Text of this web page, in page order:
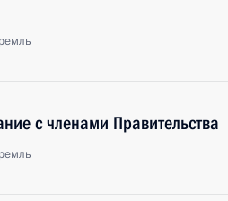
с членами Правительства